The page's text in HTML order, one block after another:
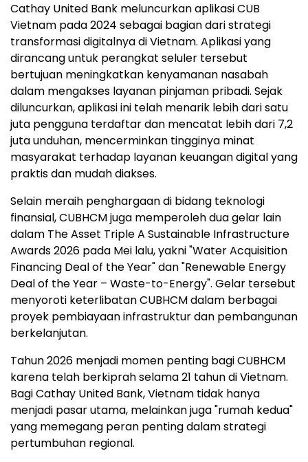
Cathay United Bank meluncurkan aplikasi CUB
Vietnam pada 2024 sebagai bagian dari strategi
transformasi digitalnya di Vietnam. Aplikasi yang
dirancang untuk perangkat seluler tersebut
bertujuan meningkatkan kenyamanan nasabah
dalam mengakses layanan pinjaman pribadi. Sejak
diluncurkan, aplikasi ini telah menarik lebih dari satu
juta pengguna terdaftar dan mencatat lebih dari 7,2
juta unduhan, mencerminkan tingginya minat
masyarakat terhadap layanan keuangan digital yang
praktis dan mudah diakses.
Selain meraih penghargaan di bidang teknologi
finansial, CUBHCM juga memperoleh dua gelar lain
dalam The Asset Triple A Sustainable Infrastructure
Awards 2026 pada Mei lalu, yakni "Water Acquisition
Financing Deal of the Year" dan "Renewable Energy
Deal of the Year – Waste-to-Energy". Gelar tersebut
menyoroti keterlibatan CUBHCM dalam berbagai
proyek pembiayaan infrastruktur dan pembangunan
berkelanjutan.
Tahun 2026 menjadi momen penting bagi CUBHCM
karena telah berkiprah selama 21 tahun di Vietnam.
Bagi Cathay United Bank, Vietnam tidak hanya
menjadi pasar utama, melainkan juga "rumah kedua"
yang memegang peran penting dalam strategi
pertumbuhan regional.